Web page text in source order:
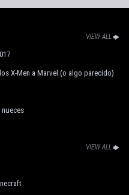
VIEW ALL
X-Men a Marvel (o algo parecido)
VIEW ALL